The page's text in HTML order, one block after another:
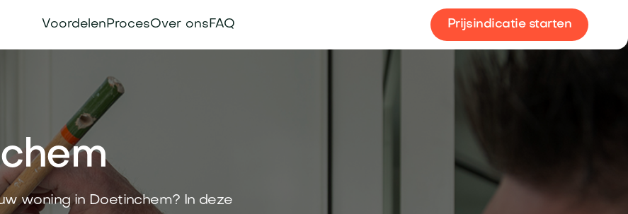
VoordelenProcesOver onsFAQ Prijsindicatie starten
woning in Doetinchem? In deze